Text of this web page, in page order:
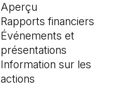
Aperçu
Rapports financiers
Événements et
présentations
Information sur les
actions